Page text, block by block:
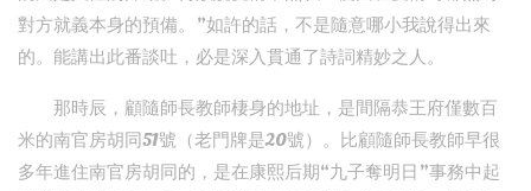
對方就義本身的預備。”如許的話，不是隨意哪小我說得出來
的。能講出此番談吐，必是深入貫通了詩詞精妙之人。
那時辰，顧隨師長教師棲身的地址，是間隔恭王府僅數百
米的南官房胡同51號（老門牌是20號）。比顧隨師長教師早很
多年進住南官房胡同的，是在康熙后期“九子奪明日”事務中起